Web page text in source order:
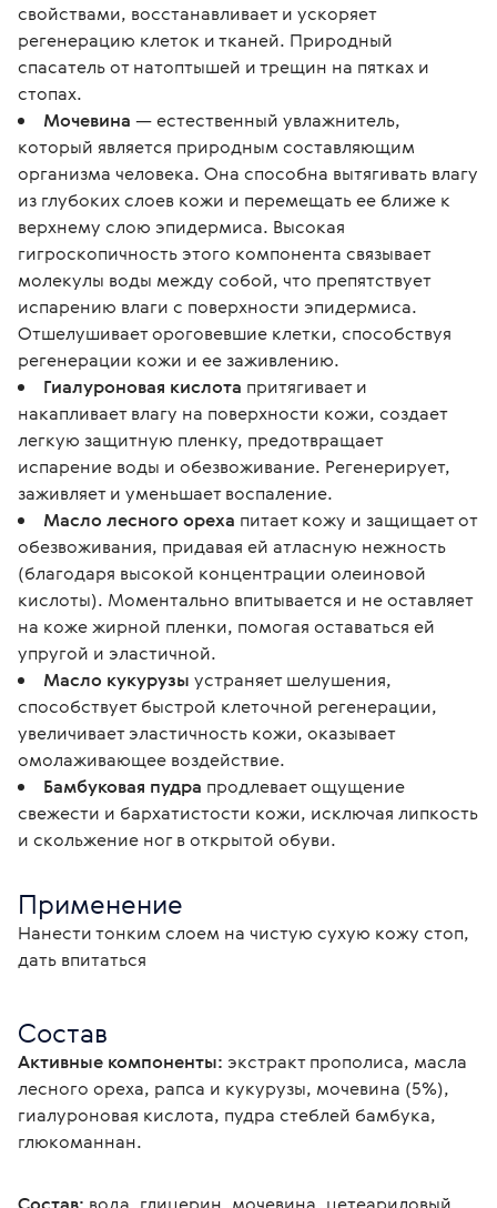
свойствами, восстанавливает и ускоряет
регенерацию клеток и тканей. Природный
спасатель от натоптышей и трещин на пятках и
стопах.
Мочевина — естественный увлажнитель,
который является природным составляющим
организма человека. Она способна вытягивать влагу
из глубоких слоев кожи и перемещать ее ближе к
верхнему слою эпидермиса. Высокая
гигроскопичность этого компонента связывает
молекулы воды между собой, что препятствует
испарению влаги с поверхности эпидермиса.
Отшелушивает ороговевшие клетки, способствуя
регенерации кожи и ее заживлению.
Гиалуроновая кислота притягивает и
накапливает влагу на поверхности кожи, создает
легкую защитную пленку, предотвращает
испарение воды и обезвоживание. Регенерирует,
заживляет и уменьшает воспаление.
Масло лесного ореха питает кожу и защищает от
обезвоживания, придавая ей атласную нежность
(благодаря высокой концентрации олеиновой
кислоты). Моментально впитывается и не оставляет
на коже жирной пленки, помогая оставаться ей
упругой и эластичной.
Масло кукурузы устраняет шелушения,
способствует быстрой клеточной регенерации,
увеличивает эластичность кожи, оказывает
омолаживающее воздействие.
Бамбуковая пудра продлевает ощущение
свежести и бархатистости кожи, исключая липкость
и скольжение ног в открытой обуви.
Применение
Нанести тонким слоем на чистую сухую кожу стоп,
дать впитаться
Состав
Активные компоненты: экстракт прополиса, масла
лесного ореха, рапса и кукурузы, мочевина (5%),
гиалуроновая кислота, пудра стеблей бамбука,
глюкоманнан.